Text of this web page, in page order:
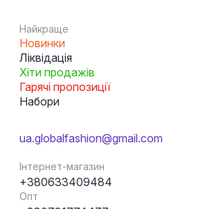
Найкраще
Новинки
Ліквідація
Хіти продажів
Гарячі пропозиції
Набори
ua.globalfashion@gmail.com
Інтернет-магазин
+380633409484
Опт